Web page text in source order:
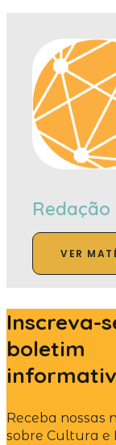
Redação
VER
Inscreva-
boletim
Receba nossas
sobre Cultura e